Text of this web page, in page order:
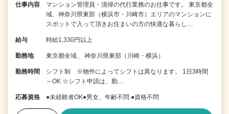
仕事内容
マンション管理員・清掃の代行業務のお仕事です。 東京都全
域、神奈川県東部（横浜市・川崎市）エリアのマンションに
スポットで入って頂きお住まいの方の快適な暮らし…
給与 時給1,330円以上
勤務地 東京都全域、 神奈川県東部（川崎・横浜）
勤務時間
シフト制 ※物件によってシフトは異なります。 1日3時間
～OK ☆シフト申請は、勤…
応募資格 ●未経験者OK●男女、年齢不問 ●資格不問